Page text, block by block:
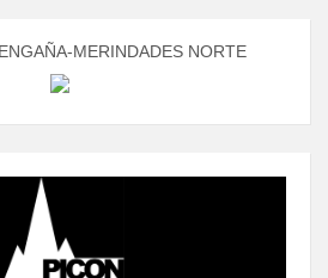
MERINDADES NORTE